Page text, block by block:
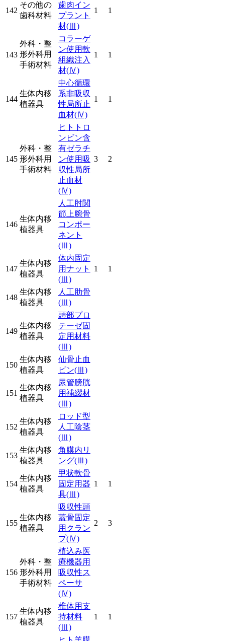
142
その他の
歯科材料
歯肉イン
プラント
材(Ⅲ)
1 1
143
外科・整
形外科用
手術材料
コラーゲ
ン使用軟
組織注入
材(Ⅳ)
1 1
144
生体内移
植器具
中心循環
系非吸収
性局所止
血材(Ⅳ)
1 1
145
外科・整
形外科用
手術材料
ヒトトロ
ンビン含
有ゼラチ
ン使用吸
収性局所
止血材
(Ⅳ)
3 2
146
生体内移
植器具
人工肘関
節上腕骨
コンポー
ネント
(Ⅲ)
147
生体内移
植器具
体内固定
用ナット
(Ⅲ)
1 1
148
生体内移
植器具
人工肋骨
(Ⅲ)
149
生体内移
植器具
頭部プロ
テーゼ固
定用材料
(Ⅲ)
150
生体内移
植器具
仙骨止血
ピン(Ⅲ)
151
生体内移
植器具
尿管膀胱
用補綴材
(Ⅲ)
152
生体内移
植器具
ロッド型
人工陰茎
(Ⅲ)
153
生体内移
植器具
角膜内リ
ング(Ⅲ)
154
生体内移
植器具
甲状軟骨
固定用器
具(Ⅲ)
1 1
155
生体内移
植器具
吸収性頭
蓋骨固定
用クラン
プ(Ⅳ)
2 3
156
外科・整
形外科用
手術材料
植込み医
療機器用
吸収性ス
ペーサ
(Ⅳ)
157
生体内移
植器具
椎体用支
持材料
(Ⅲ)
1 1